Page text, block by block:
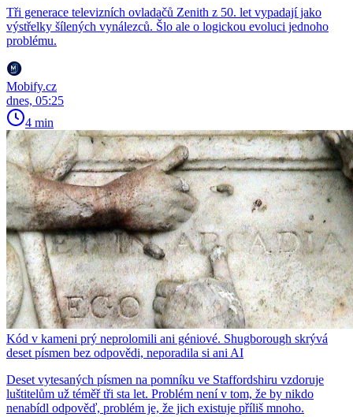
Tři generace televizních ovladačů Zenith z 50. let vypadají jako
výstřelky šílených vynálezců. Šlo ale o logickou evoluci jednoho
problému.
Mobify.cz
dnes, 05:25
4 min
Kód v kameni prý neprolomili ani géniové. Shugborough skrývá
deset písmen bez odpovědi, neporadila si ani AI
Deset vytesaných písmen na pomníku ve Staffordshiru vzdoruje
luštitelům už téměř tři sta let. Problém není v tom, že by nikdo
nenabídl odpověď, problém je, že jich existuje příliš mnoho.